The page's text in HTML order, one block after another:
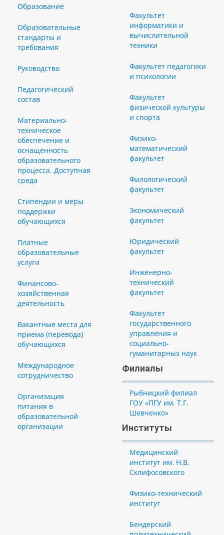
Образование
Образовательные
стандарты и
требования
Руководство
Педагогический
состав
Материально-
техническое
обеспечение и
оснащенность
образовательного
процесса. Доступная
среда
Стипендии и меры
поддержки
обучающихся
Платные
образовательные
услуги
Финансово-
хозяйственная
деятельность
Вакантные места для
приема (перевода)
обучающихся
Международное
сотрудничество
Организация
питания в
образовательной
организации
Факультет
информатики и
вычислительной
техники
Факультет педагогики
и психологии
Факультет
физической культуры
и спорта
Физико-
математический
факультет
Филологический
факультет
Экономический
факультет
Юридический
факультет
Инженерно-
технический
факультет
Факультет
государственного
управления и
социально-
гуманитарных наук
Филиалы
Рыбницкий филиал
ГОУ «ПГУ им. Т.Г.
Шевченко»
Институты
Медицинский
институт им. Н.В.
Склифосовского
Физико-технический
институт
Бендерский